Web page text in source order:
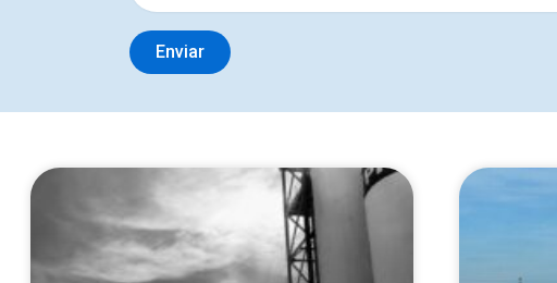
Enviar